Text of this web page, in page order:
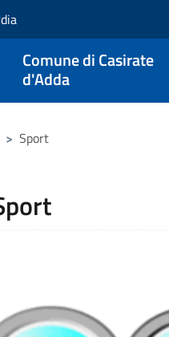
Comune di Casirate
d'Adda
> Sport